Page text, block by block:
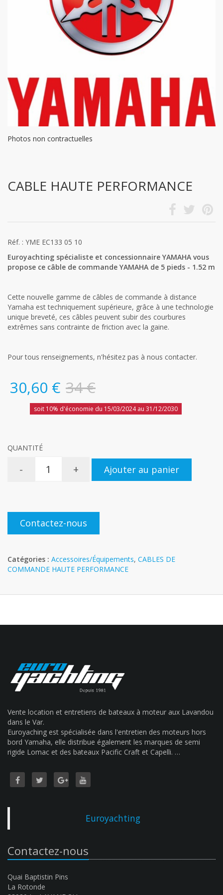
Photos non contractuelles
CABLE HAUTE PERFORMANCE
Réf. : YME EC133 05 10
Euroyachting spécialiste et concessionnaire YAMAHA vous
propose ce câble de commande YAMAHA de 5 pieds - 1.52 m
Cette nouvelle gamme de câbles de commande à distance
Yamaha est techniquement supérieure, grâce à une technologie
unique breveté, ces câbles peuvent subir des courbures
extrêmes sans contrainte de friction avec la gaine.
Pour tous renseignements, n'hésitez pas à nous contacter.
30,60 € 34 €
soit 10% d'économie du 15/03/2024 au 31/12/2030
QUANTITÉ
- + Ajouter au panier
Contactez-nous
Catégories : Accessoires/Équipements, CABLES DE
COMMANDE HAUTE PERFORMANCE
Vente location et entretiens de bateaux à moteur aux Lavandou
dans le Var.
Euroyaching est spécialisée dans l'entretien des moteurs hors
bord Yamaha, elle distribue également les marques de semi
rigide Lomac et des bateaux Pacific Craft et Capelli. …
Euroyachting
Contactez-nous
Quai Baptistin Pins
La Rotonde